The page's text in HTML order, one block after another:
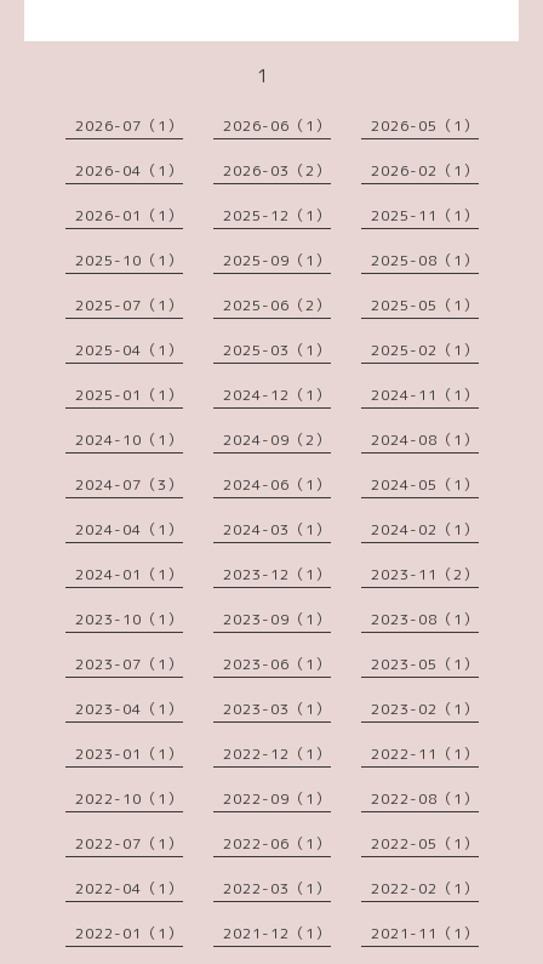
1
2026-07（1） 2026-06（1） 2026-05（1）
2026-04（1） 2026-03（2） 2026-02（1）
2026-01（1） 2025-12（1） 2025-11（1）
2025-10（1） 2025-09（1） 2025-08（1）
2025-07（1） 2025-06（2） 2025-05（1）
2025-04（1） 2025-03（1） 2025-02（1）
2025-01（1） 2024-12（1） 2024-11（1）
2024-10（1） 2024-09（2） 2024-08（1）
2024-07（3） 2024-06（1） 2024-05（1）
2024-04（1） 2024-03（1） 2024-02（1）
2024-01（1） 2023-12（1） 2023-11（2）
2023-10（1） 2023-09（1） 2023-08（1）
2023-07（1） 2023-06（1） 2023-05（1）
2023-04（1） 2023-03（1） 2023-02（1）
2023-01（1） 2022-12（1） 2022-11（1）
2022-10（1） 2022-09（1） 2022-08（1）
2022-07（1） 2022-06（1） 2022-05（1）
2022-04（1） 2022-03（1） 2022-02（1）
2022-01（1） 2021-12（1） 2021-11（1）